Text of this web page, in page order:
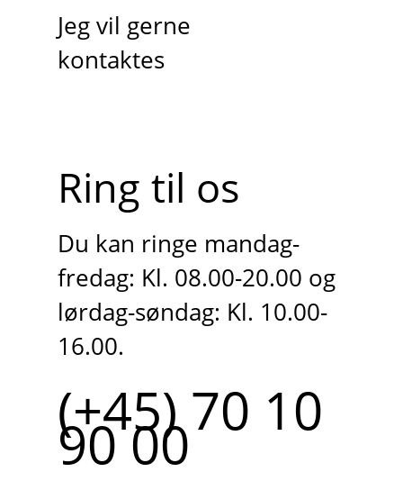
Jeg vil gerne
kontaktes
Ring til os
Du kan ringe mandag-
fredag: Kl. 08.00-20.00 og
lørdag-søndag: Kl. 10.00-
16.00.
(+45) 70 10
90 00